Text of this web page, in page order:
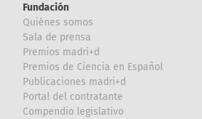
Fundación
Quiénes somos
Sala de prensa
Premios madri+d
Premios de Ciencia en Español
Publicaciones madri+d
Portal del contratante
Compendio legislativo